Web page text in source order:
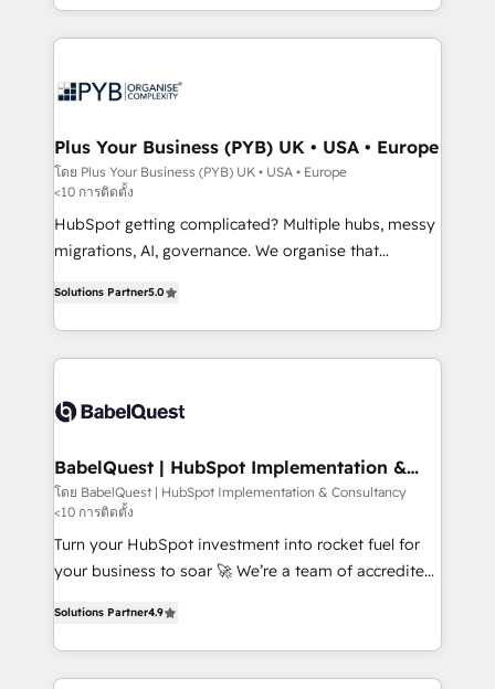
Marketing, Sales, Operations, and Service Hubs. -
Ongoing optimization, managed support, and
powerful growth engine. Built to convert, scale, and
search optimisation), and HubSpot Content Hub and
WordPress development. We work with enterprise
professional services, financial services and
Town, Dubai & London. 500+ HubSpot CRM
implementations delivered. AI visibility coverage
across ChatGPT, Claude, Perplexity, Gemini and
Google AI Overviews. HubSpot Impact Award -
Customer First HubSpot Impact Award - Integrations
Migration Excellence HubSpot Impact Award -
Platform Excellence 40+ full-time HubSpot
professionals. 100s of certifications and
Plus Your Business (PYB) UK • USA • Europe
โดย Plus Your Business (PYB) UK • USA • Europe
<10 การติดตั้ง
HubSpot getting complicated? Multiple hubs, messy
migrations, AI, governance. We organise that
Welcome to our Profile! We help with: • CRM
implementation, reports, workflows, and team
training • CRM migration from Salesforce, Pipedrive,
custom API integrations • AI governance for
Boutique 'Elite' team of 12 • 150+ clients across Sales
Hub, Marketing Hub, Service Hub, Data Hub and
CMS • ISO/IEC 27001:2022, ISO 9001:2015, and ISO
42001:2023 certified - the AI management standard •
GuardHub: our AI governance framework, built on
'𝗖𝗼𝗻𝘁𝗮𝗰𝘁 𝗯𝘂𝘀𝗶𝗻𝗲𝘀𝘀' button to get in touch (𝘸𝘦'𝘳𝘦
𝘴𝘶𝘱𝘦𝘳 𝘳𝘦𝘴𝘱𝘰𝘯𝘴𝘪𝘷𝘦)
Solutions Partner5.0
BabelQuest | HubSpot Implementation &
Consultancy
โดย BabelQuest | HubSpot Implementation & Consultancy
<10 การติดตั้ง
Turn your HubSpot investment into rocket fuel for
your business to soar 🚀 We’re a team of accredited
implement the platform into complex business
environments, optimise what you've got and make
sure you can actually use it, build your website in
Solutions Partner4.9